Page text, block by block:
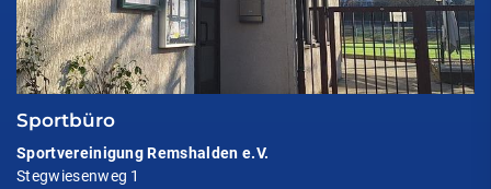
Sportbüro
Sportvereinigung Remshalden e.V.
Stegwiesenweg 1